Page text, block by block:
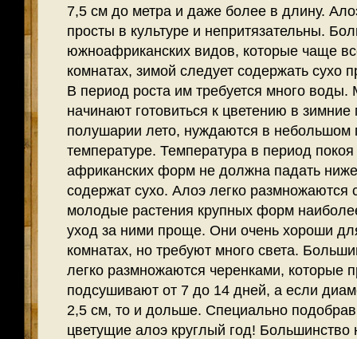
7,5 см до метра и даже более в длину.
просты в культуре и непритязательны.
южноафриканских видов, которые чаще
комнатах, зимой следует содержать сухо
В период роста им требуется много
начинают готовиться к цветению в
полушарии лето, нуждаются в небольшом
температуре. Температура в период
африканских форм не должна падать
содержат сухо. Алоэ легко размножаются
молодые растения крупных форм
уход за ними проще. Они очень хороши
комнатах, но требуют много света.
легко размножаются черенками, которые
подсушивают от 7 до 14 дней, а если
2,5 см, то и дольше. Специально
цветущие алоэ круглый год!